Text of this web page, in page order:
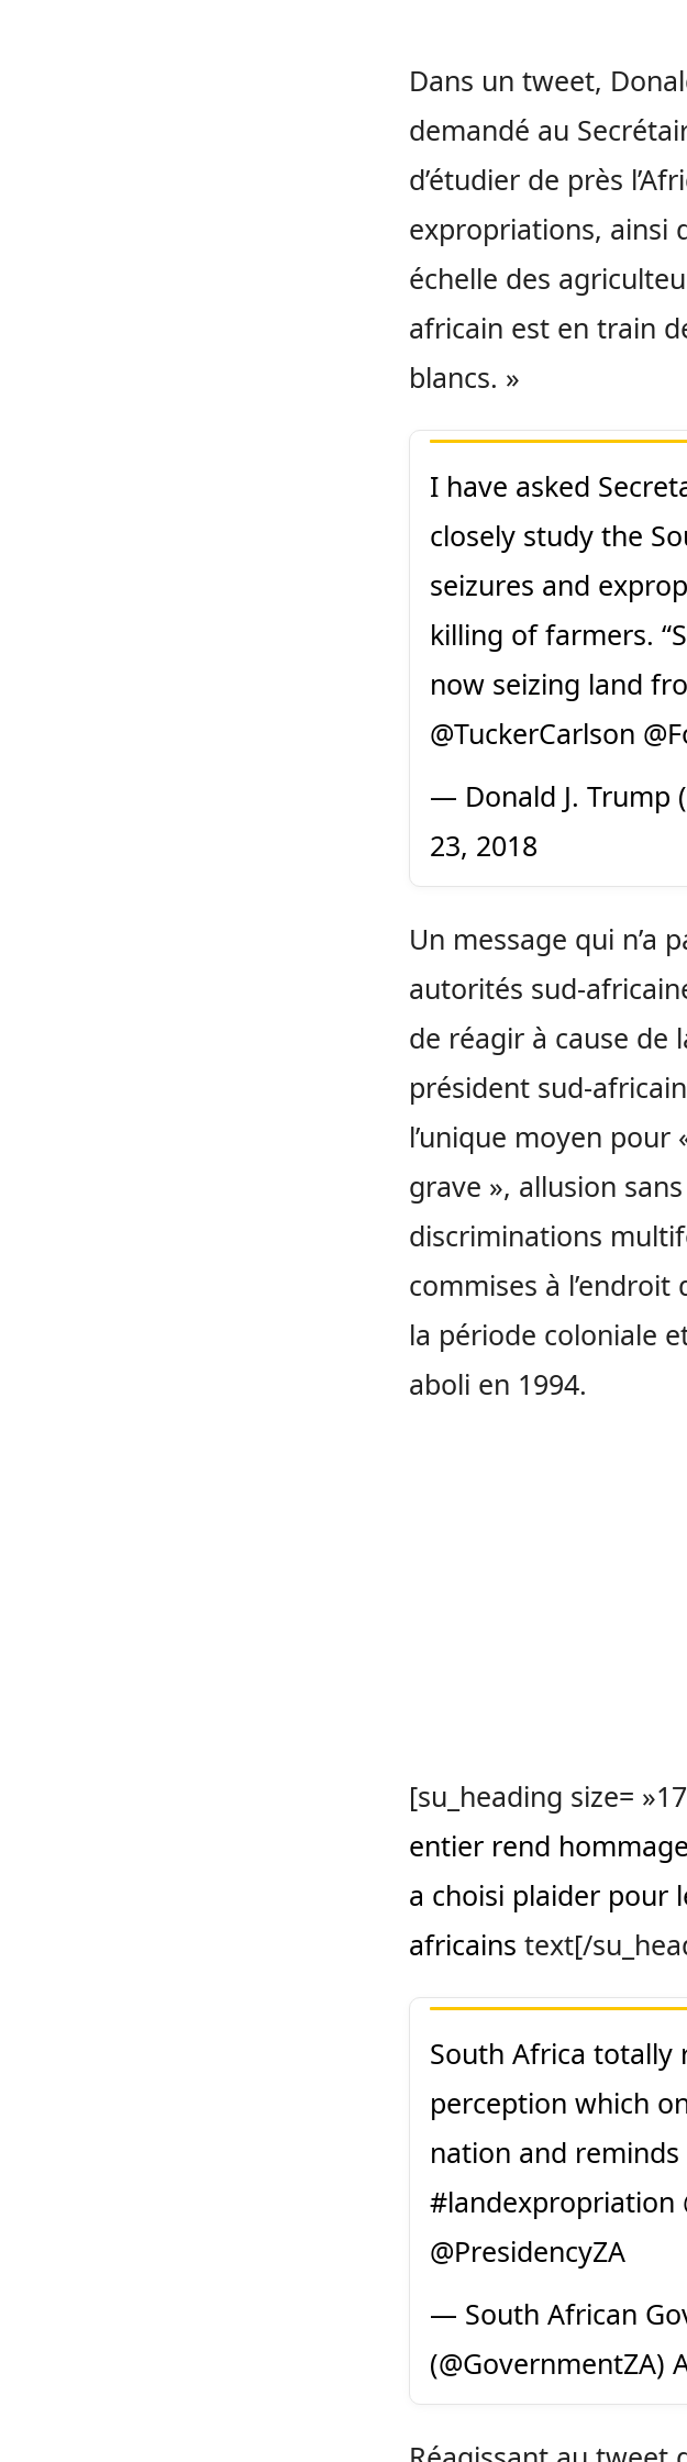
Dans un tweet,
demandé au
d’étudier de près
expropriations, ainsi
échelle des
africain est en train
blancs. »
I have asked
closely study the
seizures and
killing of farmers.
now seizing land
@TuckerCarlson
— Donald J. Trump
23, 2018
Un message qui n’a
autorités sud-
de réagir à cause de
président sud-
l’unique moyen pour
grave », allusion
discriminations
commises à
la période coloniale
aboli en 1994.
[su_heading size=
entier rend
a choisi plaider pour
africains text[/
South Africa totally
perception which
nation and
#landexpropriation
@PresidencyZA
— South African
(@GovernmentZA)